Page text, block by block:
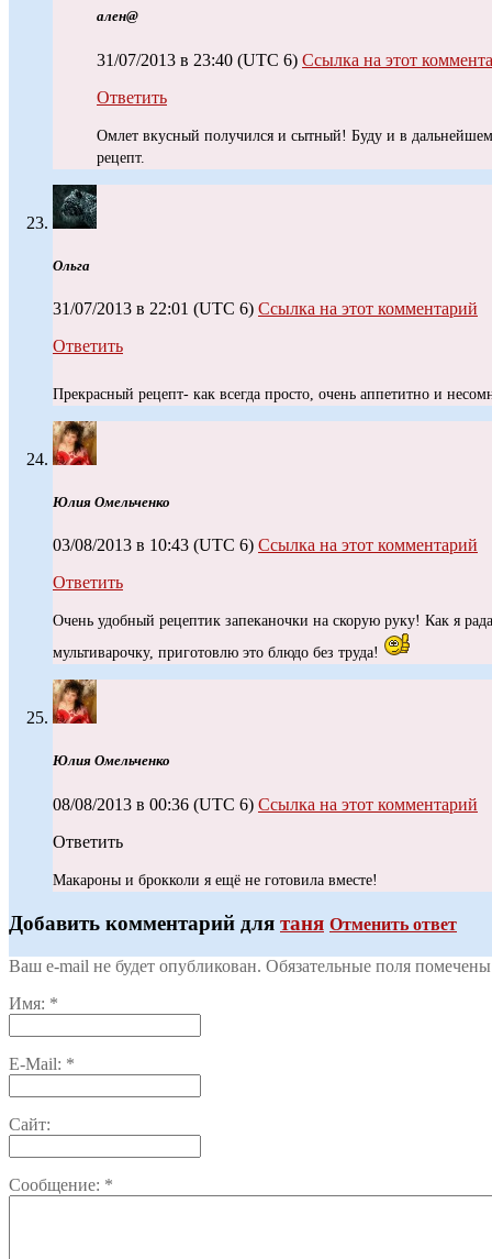
ален@
31/07/2013 в 23:40 (UTC 6) Ссылка на этот
Ответить
Омлет вкусный получился и сытный! Буду и в дальнейшем
рецепт.
Ольга
31/07/2013 в 22:01 (UTC 6) Ссылка на этот комментарий
Ответить
Прекрасный рецепт- как всегда просто, очень аппетитно и
Юлия Омельченко
03/08/2013 в 10:43 (UTC 6) Ссылка на этот комментарий
Ответить
Очень удобный рецептик запеканочки на скорую руку! Как я
мультиварочку, приготовлю это блюдо без труда!
Юлия Омельченко
08/08/2013 в 00:36 (UTC 6) Ссылка на этот комментарий
Ответить
Макароны и брокколи я ещё не готовила вместе!
Добавить комментарий для таня Отменить ответ
Ваш e-mail не будет опубликован. Обязательные поля
Имя: *
E-Mail: *
Сайт:
Сообщение: *